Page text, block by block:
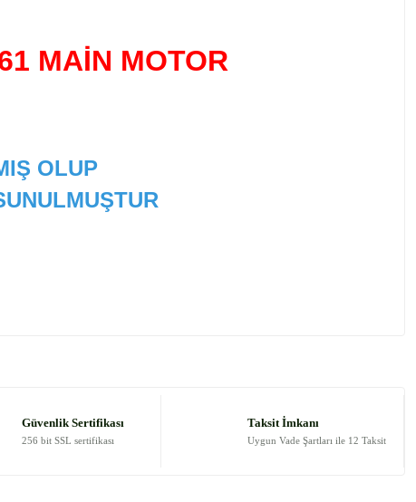
MAİN MOTOR
OLUP
Güvenlik Sertifikası
256 bit SSL sertifikası
Taksit İmkanı
Uygun Vade Şartları ile 12 Taksit